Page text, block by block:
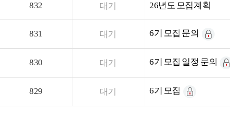
832 대기 26년도 모집계획
831 대기 6기 모집 문의
830 대기 6기 모집 일정 문의
829 대기 6기 모집